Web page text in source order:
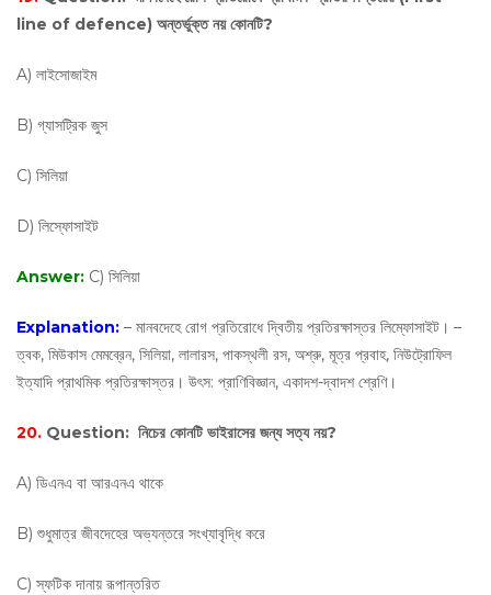
line of defence) অন্তর্ভুক্ত নয় কোনটি?
A) লাইসোজাইম
B) গ্যাসট্রিক জুস
C) সিলিয়া
D) লিস্ফোসাইট
Answer: C) সিলিয়া
Explanation: – মানবদেহে রোগ প্রতিরোধে দ্বিতীয় প্রতিরক্ষাস্তর লিম্ফোসাইট। –
ত্বক, মিউকাস মেমব্রেন, সিলিয়া, লালারস, পাকস্থলী রস, অশ্রু, মূত্র প্রবাহ, নিউট্রোফিল
ইত্যাদি প্রাথমিক প্রতিরক্ষাস্তর। উৎস: প্রাণিবিজ্ঞান, একাদশ-দ্বাদশ শ্রেণি।
20. Question: নিচের কোনটি ভাইরাসের জন্য সত্য নয়?
A) ডিএনএ বা আরএনএ থাকে
B) শুধুমাত্র জীবদেহের অভ্যন্তরে সংখ্যাবৃদ্ধি করে
C) স্ফটিক দানায় রূপান্তরিত